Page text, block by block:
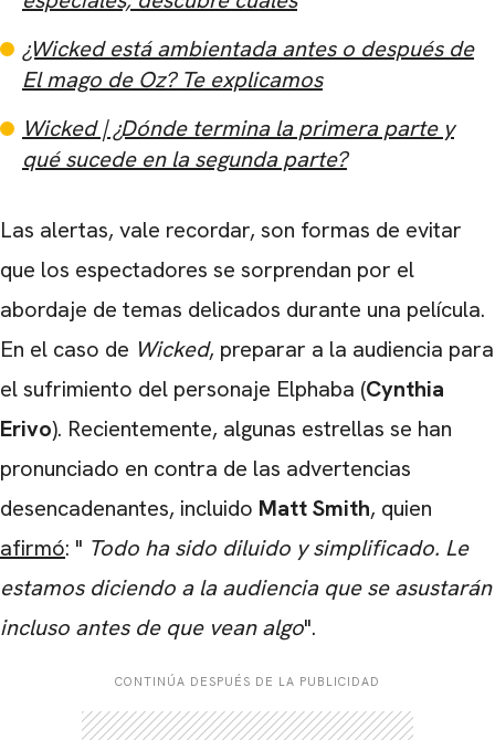
¿Wicked está ambientada antes o después de
El mago de Oz? Te explicamos
Wicked | ¿Dónde termina la primera parte y
qué sucede en la segunda parte?
Las alertas, vale recordar, son formas de evitar
que los espectadores se sorprendan por el
abordaje de temas delicados durante una película.
En el caso de Wicked, preparar a la audiencia para
el sufrimiento del personaje Elphaba (Cynthia
Erivo). Recientemente, algunas estrellas se han
pronunciado en contra de las advertencias
desencadenantes, incluido Matt Smith, quien
afirmó: " Todo ha sido diluido y simplificado. Le
estamos diciendo a la audiencia que se asustarán
incluso antes de que vean algo".
CONTINÚA DESPUÉS DE LA PUBLICIDAD
CARREGANDO PUBLICIDADE